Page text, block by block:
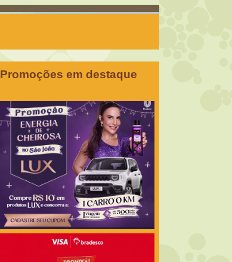
Promoções em destaque